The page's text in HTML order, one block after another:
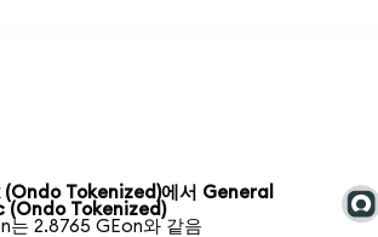
(Ondo Tokenized)에서 General
(Ondo Tokenized)
는 2.8765 GEon와 같음